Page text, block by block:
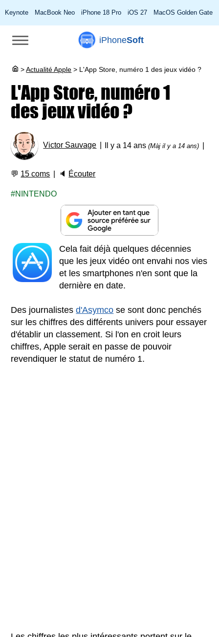
Keynote MacBook Neo iPhone 18 Pro iOS 27 MacOS Golden Gate
iPhoneSoft
> Actualité Apple > L'App Store, numéro 1 des jeux vidéo ?
L'App Store, numéro 1
des jeux vidéo ?
Victor Sauvage Il y a 14 ans(Màj il y a 14 ans)
💬 15 coms 🔈 Écouter
NINTENDO
Cela fait déjà quelques décennies
que les jeux vidéo ont envahi nos vies
et les smartphones n'en sont que la
dernière en date.
Des journalistesd'Asymco se sont donc penchés
sur les chiffres des différents univers pour essayer
d'établir un classement. Si l'on en croit leurs
chiffres, Apple serait en passe de pouvoir
revendiquer le statut de numéro 1.